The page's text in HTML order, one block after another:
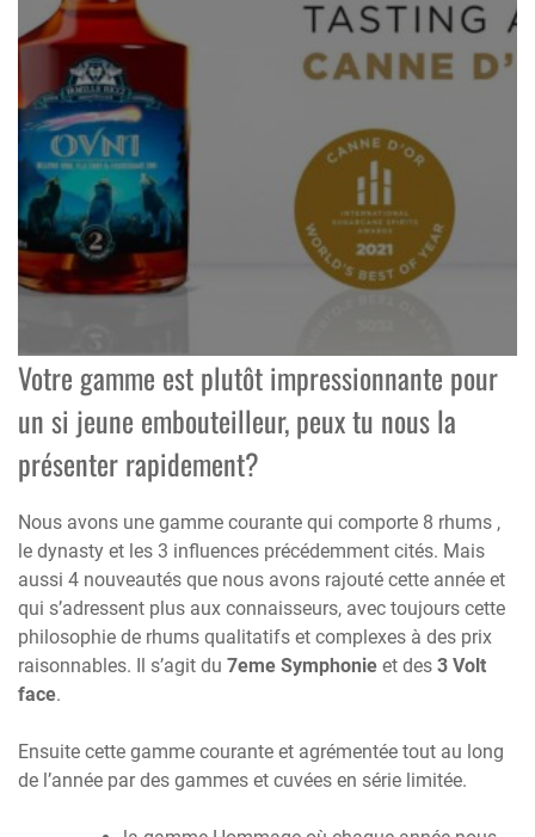
Votre gamme est plutôt impressionnante pour
un si jeune embouteilleur, peux tu nous la
présenter rapidement?
Nous avons une gamme courante qui comporte 8 rhums ,
le dynasty et les 3 influences précédemment cités. Mais
aussi 4 nouveautés que nous avons rajouté cette année et
qui s’adressent plus aux connaisseurs, avec toujours cette
philosophie de rhums qualitatifs et complexes à des prix
raisonnables. Il s’agit du 7eme Symphonie et des 3 Volt
face.
Ensuite cette gamme courante et agrémentée tout au long
de l’année par des gammes et cuvées en série limitée.